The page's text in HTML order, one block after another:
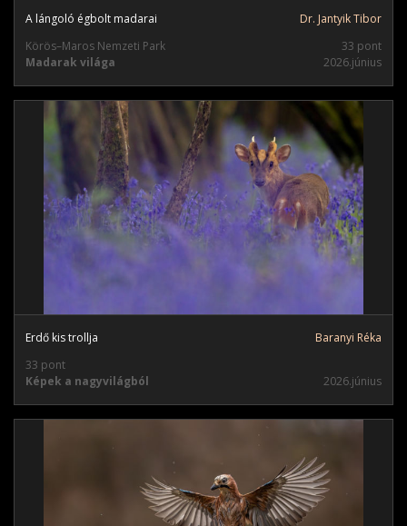
A lángoló égbolt madarai
Dr. Jantyik Tibor
Körös–Maros Nemzeti Park
33 pont
Madarak világa
2026.június
Erdő kis trollja
Baranyi Réka
33 pont
Képek a nagyvilágból
2026.június